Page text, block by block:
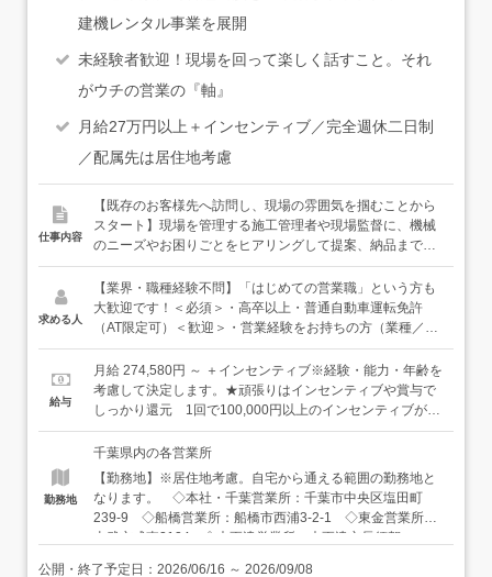
建機レンタル事業を展開
未経験者歓迎！現場を回って楽しく話すこと。それ
がウチの営業の『軸』
月給27万円以上＋インセンティブ／完全週休二日制
／配属先は居住地考慮
仕事内容
【既存のお客様先へ訪問し、現場の雰囲気を掴むことから
スタート】現場を管理する施工管理者や現場監督に、機械
のニーズやお困りごとをヒアリングして提案、納品までを
担当します。お客様の紹介で問い合わせをいただくことも
あります。◆万全の体制で未経験スタートもサポート◆商
品知識を身につけるための勉強会も充実しており、業界知
識もイチから学ぶことができます。お客様先への訪問も
ることが多いため、スケールの大きさに最初は驚くことも
あると思いますが、仕事に慣れてくると、そのスケールの
大きさが自身のやりがいや誇りにもつながっていくと思い
れませんが、工事現場という需要がある場所に行くので、
明確なターゲットがいるやりやすさがあります。
求める人
【業界・職種経験不問】「はじめての営業職」という方も
大歓迎です！＜必須＞・高卒以上・普通自動車運転免許
（AT限定可）＜歓迎＞・営業経験をお持ちの方（業種／年
数不問）
給与
月給 274,580円 ～ ＋インセンティブ※経験・能力・年齢を
考慮して決定します。★頑張りはインセンティブや賞与で
しっかり還元 1回で100,000円以上のインセンティブが付
くことも！
勤務地
千葉県内の各営業所
【勤務地】※居住地考慮。自宅から通える範囲の勤務地と
なります。 ◇本社・千葉営業所：千葉市中央区塩田町
239-9 ◇船橋営業所：船橋市西浦3-2-1 ◇東金営業所：
山武市成東2124 ◇木更津営業所：木更津市長須賀
公開・終了予定日： 2026/06/16 ～ 2026/09/08